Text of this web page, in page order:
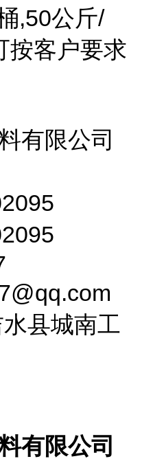
,50公斤/
按客户要求
有限公司
县城南工
有限公司